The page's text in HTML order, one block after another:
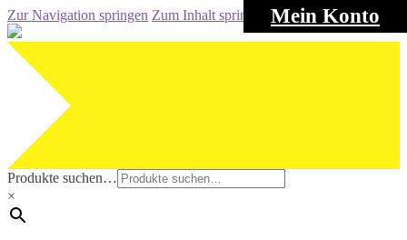
Mein Konto
Zur Navigation springen Zum Inhalt springen
Produkte suchen…
×